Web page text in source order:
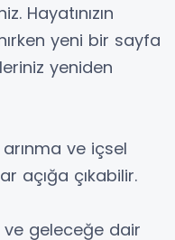
Hayatınızın
yeni bir sayfa
yeniden
ve içsel
açığa çıkabilir.
ve geleceğe dair